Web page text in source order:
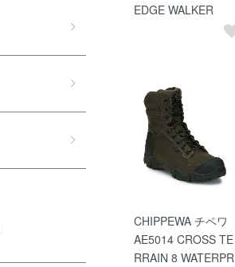
EDGE WALKER
CHIPPEWA チペワ
AE5014 CROSS TE
RRAIN 8 WATERPR